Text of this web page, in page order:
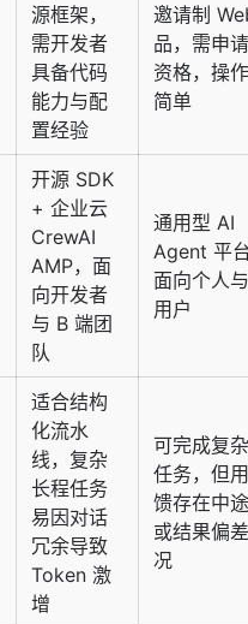
源框架，
需开发者
具备代码
能力与配
置经验
邀请制
品，需申
资格，操
简单
开源 SDK
+ 企业云
CrewAI
AMP，面
向开发者
与 B 端团
队
通用型 AI
Agent 平
面向个人
用户
适合结构
化流水
线，复杂
长程任务
易因对话
冗余导致
Token 激
增
可完成复
任务，但
馈存在中
或结果偏
况